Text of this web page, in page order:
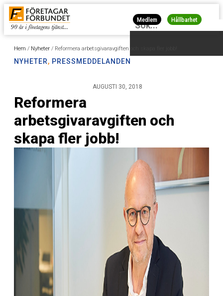
Medlem Hållbarhet
Hem / Nyheter / Reformera arbetsgivaravgiften och skapa fler jobb!
NYHETER, PRESSMEDDELANDEN
AUGUSTI 30, 2018
Reformera
arbetsgivaravgiften och
skapa fler jobb!